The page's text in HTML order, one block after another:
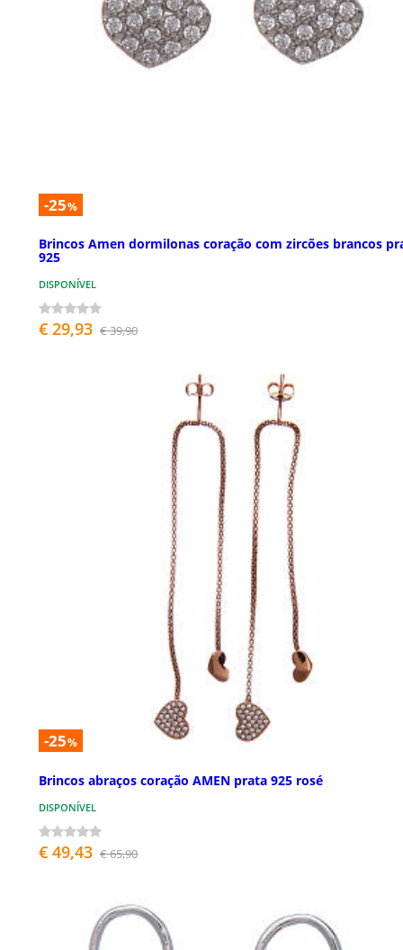
-25%
Brincos Amen dormilonas coração com zircões brancos
925
DISPONÍVEL
€ 29,93 € 39,90
-25%
Brincos abraços coração AMEN prata 925 rosé
DISPONÍVEL
€ 49,43 € 65,90